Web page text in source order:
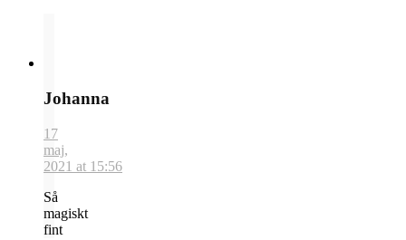
Johanna
17
maj,
2021 at 15:56
Så
magiskt
fint